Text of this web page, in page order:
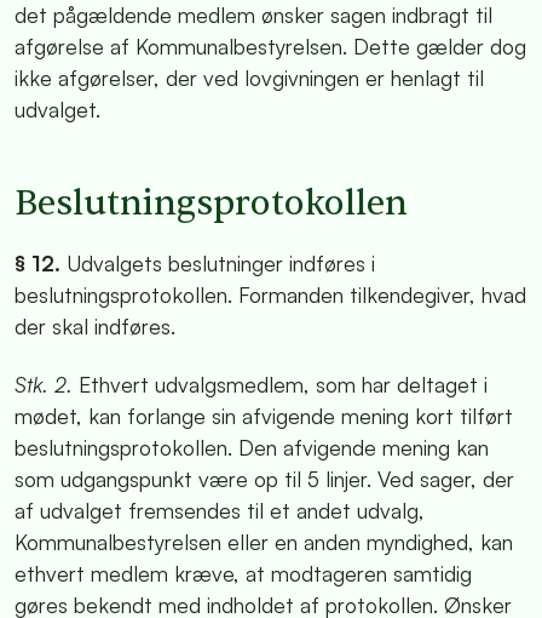
det pågældende medlem ønsker sagen indbragt til
afgørelse af Kommunalbestyrelsen. Dette gælder dog
ikke afgørelser, der ved lovgivningen er henlagt til
udvalget.
Beslutningsprotokollen
§ 12. Udvalgets beslutninger indføres i
beslutningsprotokollen. Formanden tilkendegiver, hvad
der skal indføres.
Stk. 2. Ethvert udvalgsmedlem, som har deltaget i
mødet, kan forlange sin afvigende mening kort tilført
beslutningsprotokollen. Den afvigende mening kan
som udgangspunkt være op til 5 linjer. Ved sager, der
af udvalget fremsendes til et andet udvalg,
Kommunalbestyrelsen eller en anden myndighed, kan
ethvert medlem kræve, at modtageren samtidig
gøres bekendt med indholdet af protokollen. Ønsker